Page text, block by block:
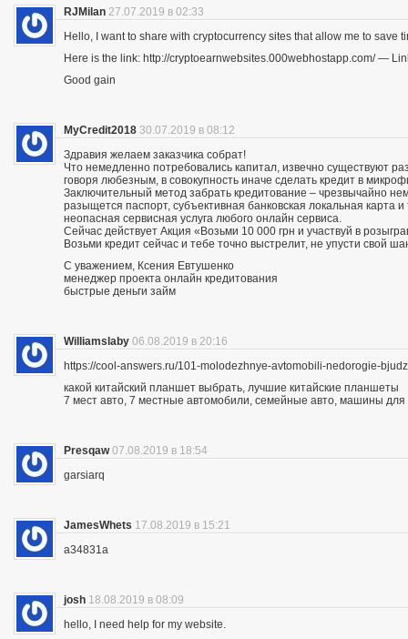
RJMilan 27.07.2019 в 02:33
Hello, I want to share with cryptocurrency sites that allow me to save
Here is the link: http://cryptoearnwebsites.000webhostapp.com/ —
Good gain
MyCredit2018 30.07.2019 в 08:12
Здравия желаем заказчика собрат!
Что немедленно потребовались капитал, извечно существуют
говоря любезным, в совокупность иначе сделать кредит в
Заключительный метод забрать кредитование – чрезвычайно
разыщется паспорт, субъективная банковская локальная
неопасная сервисная услуга любого онлайн сервиса.
Сейчас действует Акция «Возьми 10 000 грн и участвуй в
Возьми кредит сейчас и тебе точно выстрелит, не упусти свой
С уважением, Ксения Евтушенко
менеджер проекта онлайн кредитования
быстрые деньги займ
Williamslaby 06.08.2019 в 20:16
https://cool-answers.ru/101-molodezhnye-avtomobili-nedorogie-
какой китайский планшет выбрать, лучшие китайские планшеты
7 мест авто, 7 местные автомобили, семейные авто, машины для
Presqaw 07.08.2019 в 18:54
garsiarq
JamesWhets 17.08.2019 в 15:21
a34831a
josh 18.08.2019 в 08:09
hello, I need help for my website.